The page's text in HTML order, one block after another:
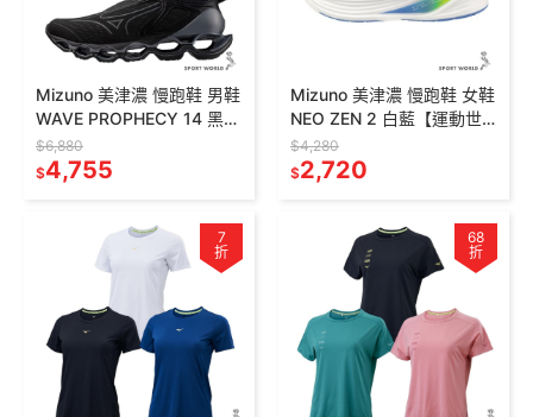
Mizuno 美津濃 慢跑鞋 男鞋
WAVE PROPHECY 14 黑
【運動世界】J1GC255131
$6,880
$4,755
Mizuno 美津濃 慢跑鞋 女鞋
NEO ZEN 2 白藍【運動世
界】J1GD268621
$4,280
$2,720
7
折
68
折